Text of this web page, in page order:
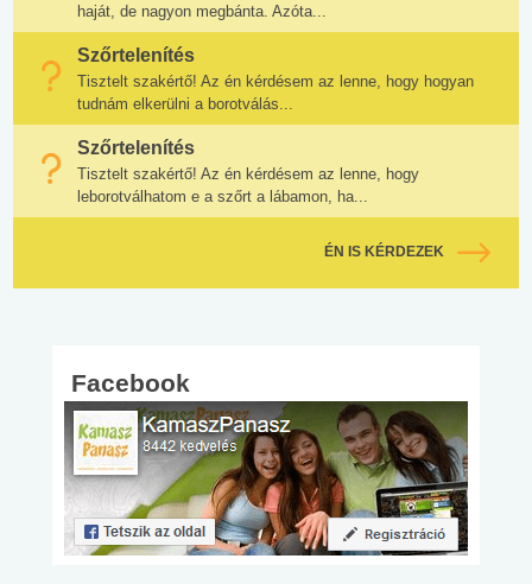
haját, de nagyon megbánta. Azóta...
Szőrtelenítés
Tisztelt szakértő! Az én kérdésem az lenne, hogy hogyan
tudnám elkerülni a borotválás...
Szőrtelenítés
Tisztelt szakértő! Az én kérdésem az lenne, hogy
leborotválhatom e a szőrt a lábamon, ha...
ÉN IS KÉRDEZEK
Facebook